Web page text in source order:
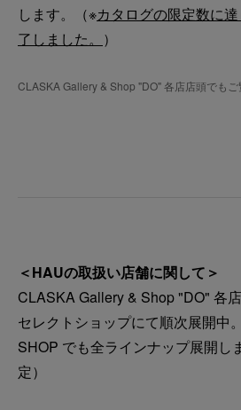
します。（※カタログの限定数に
了しました。 ）
CLASKA Gallery & Shop "DO" 各店店頭でもご
＜HAUの取扱い店舗に関して＞
CLASKA Gallery & Shop "DO" 各
セレクトショップにて順次展開中
SHOP でも全ラインナップ展開し
定）